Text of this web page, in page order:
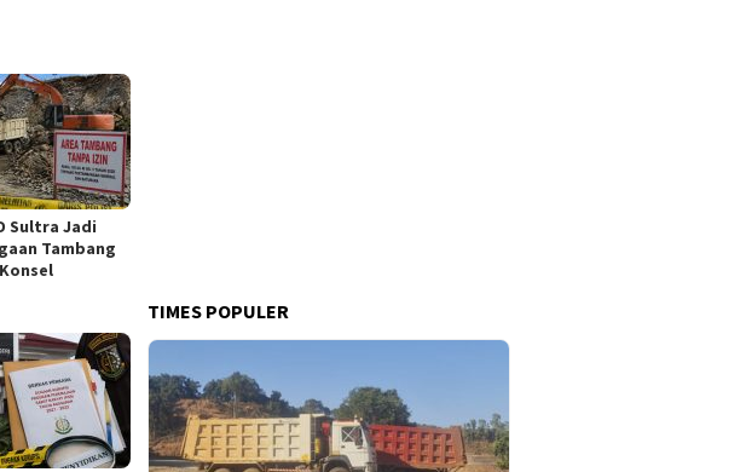
Sultra Jadi
Tambang
TIMES POPULER